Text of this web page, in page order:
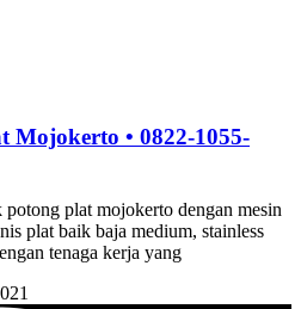
Mojokerto • 0822-1055-
plat mojokerto dengan mesin
plat baik baja medium, stainless
tenaga kerja yang